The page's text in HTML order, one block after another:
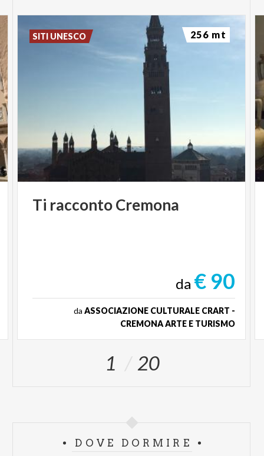
Ti raccontoCremona
da € 90
da ASSOCIAZIONE CULTURALE CRART -
CREMONA ARTE E TURISMO
SITI UNESCO 256 mt
1 20
DOVE DORMIRE